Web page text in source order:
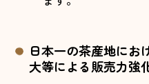
日本一の茶産地にお
大等による販売力強